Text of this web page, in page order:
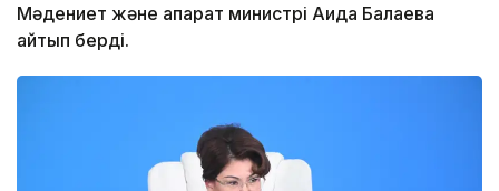
Мәдениет және ақпарат министрі Аида Балаева
айтып берді.